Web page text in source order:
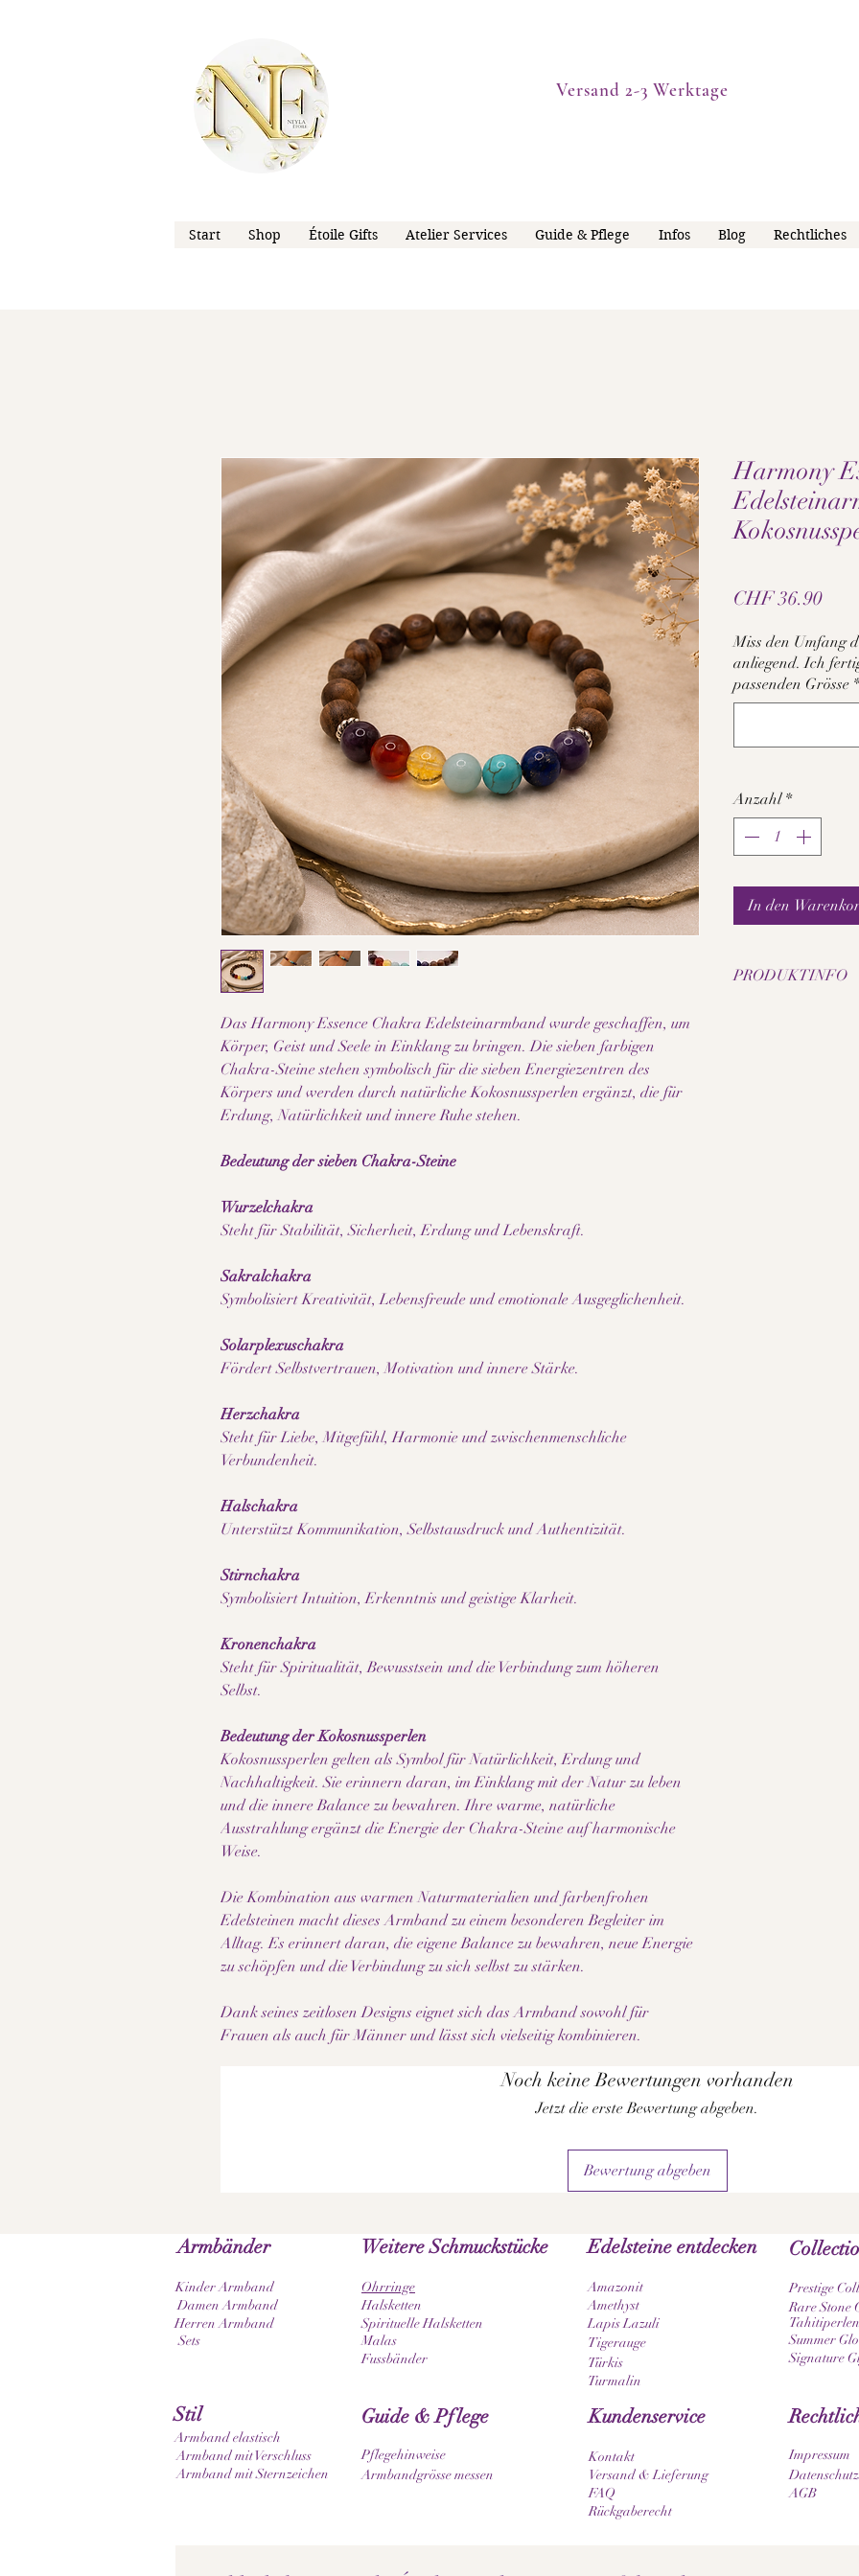
Versand 2-3 Werktage
Start Shop Étoile Gifts Atelier Services Guide & Pflege Infos Blog Rechtliches
Das Harmony Essence Chakra Edelsteinarmband wurde geschaffen, um
Körper, Geist und Seele in Einklang zu bringen. Die sieben farbigen
Chakra-Steine stehen symbolisch für die sieben Energiezentren des
Körpers und werden durch natürliche Kokosnussperlen ergänzt, die für
Erdung, Natürlichkeit und innere Ruhe stehen.
Bedeutung der sieben Chakra-Steine
Wurzelchakra
Steht für Stabilität, Sicherheit, Erdung und Lebenskraft.
Sakralchakra
Symbolisiert Kreativität, Lebensfreude und emotionale Ausgeglichenheit.
Solarplexuschakra
Fördert Selbstvertrauen, Motivation und innere Stärke.
Herzchakra
Steht für Liebe, Mitgefühl, Harmonie und zwischenmenschliche
Verbundenheit.
Halschakra
Unterstützt Kommunikation, Selbstausdruck und Authentizität.
Stirnchakra
Symbolisiert Intuition, Erkenntnis und geistige Klarheit.
Kronenchakra
Steht für Spiritualität, Bewusstsein und die Verbindung zum höheren
Selbst.
Bedeutung der Kokosnussperlen
Kokosnussperlen gelten als Symbol für Natürlichkeit, Erdung und
Nachhaltigkeit. Sie erinnern daran, im Einklang mit der Natur zu leben
und die innere Balance zu bewahren. Ihre warme, natürliche
Ausstrahlung ergänzt die Energie der Chakra-Steine auf harmonische
Weise.
Die Kombination aus warmen Naturmaterialien und farbenfrohen
Edelsteinen macht dieses Armband zu einem besonderen Begleiter im
Alltag. Es erinnert daran, die eigene Balance zu bewahren, neue Energie
zu schöpfen und die Verbindung zu sich selbst zu stärken.
Dank seines zeitlosen Designs eignet sich das Armband sowohl für
Frauen als auch für Männer und lässt sich vielseitig kombinieren.
Harmony
CHF 36.90Preis
Miss den Umfang
anliegend. Ich
passenden Grösse *
Anzahl *
In den
PRODUKTINFO
Noch keine Bewertungen vorhanden
Jetzt die erste Bewertung abgeben.
Bewertung abgeben
Weitere Schmuckstücke
Ohrringe
Halsketten
Spirituelle Halsketten
Malas
Fussbänder
Armbänder
Kinder Armband
Damen Armband
Herren Armband
Prestige
Rare Stone
Summer
Signature
Sets
Edelsteine entdecken
Amazonit
Amethyst
Lapis Lazuli
Tigerauge
Türkis
Turmalin
Stil
Armband elastisch
Armband mit Verschluss
Armband mit Sternzeichen
Impressum
Datenschutz
AGB
Kundenservice
Kontakt
Versand & Lieferung
FAQ
Rückgaberecht
Guide & Pflege
Pflegehinweise
Armbandgrösse messen